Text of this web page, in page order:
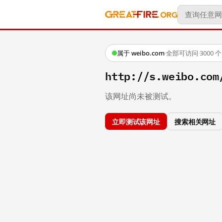
属于 weibo.com·全部可访问·3000
http://
该网址尚未被测试。
立即测试该网址 搜索相关网址